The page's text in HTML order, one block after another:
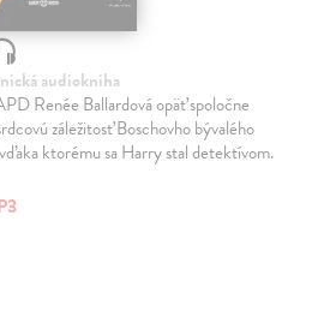
audiokniha
Renée Ballardová opäť spoločne
záležitosť Boschovho bývalého
ktorému sa Harry stal detektívom.